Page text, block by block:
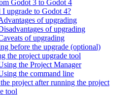
Godot 3 to Godot 4
I upgrade to Godot 4?
of upgrading
of upgrading
of upgrading
before the upgrade (optional)
the project upgrade tool
the Project Manager
the command line
project after running the project
tool